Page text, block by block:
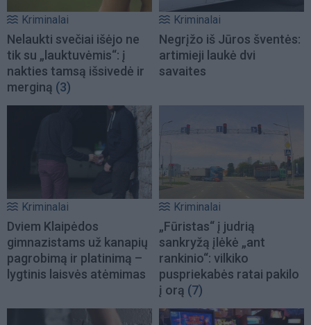
Kriminalai
Nelaukti svečiai išėjo ne
tik su „lauktuvėmis“: į
nakties tamsą išsivedė ir
merginą (3)
Kriminalai
Negrįžo iš Jūros šventės:
artimieji laukė dvi
savaites
Kriminalai
Dviem Klaipėdos
gimnazistams už kanapių
pagrobimą ir platinimą –
lygtinis laisvės atėmimas
Kriminalai
„Fūristas“ į judrią
sankryžą įlėkė „ant
rankinio“: vilkiko
puspriekabės ratai pakilo
į orą (7)